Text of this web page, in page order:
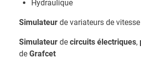
Hydraulique
Simulateur de variateurs de vitesse
Simulateur de circuits électriques,
de Grafcet